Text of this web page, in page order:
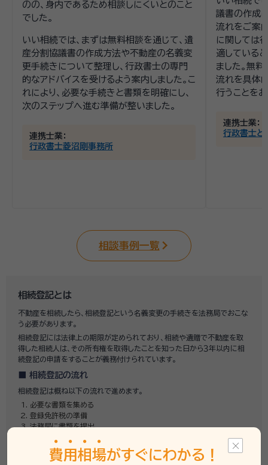
のの、身内であるため相談しにくいとのこと
でした。
いい相続では、まずは無料相談を通じて、遺
産分割協議書の作成方法や不動産の名義変
更手続きについて整理し、行政書士の専門
的なアドバイスを受けるよう案内しました。こ
れにより、必要な手続きと書類を明確にし、
次のステップへ進む準備が整いました。
連携士業：
行政書士菱沼剛事務所
議書の作成
流れをご案
に関しては
適している
ました。無
流れを具体
行うことを
連携士業：
行政書士と
相談事例一覧
相続登記とは
不動産を相続したら、相続登記という名義変更の手続きを法務局でおこな
う必要があります。
相続登記には法律上の期限が定められており、相続や遺贈で不動産を取
得した相続人は、その所有権を取得したことを知った日から３年以内に相
続登記の申請をすることが義務付けられています。
相続登記の流れ
相続登記は概ね以下の流れで進めます。
必要な書類を集める
登録免許税の準備
法務局に書類を提出
相続登記の基礎知識
費用 相場がすぐにわかる！